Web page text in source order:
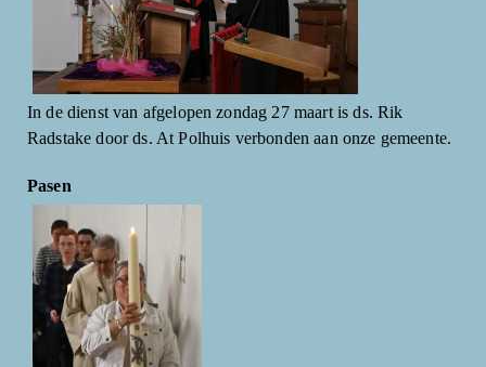
In de dienst van afgelopen zondag 27 maart is ds. Rik
Radstake door ds. At Polhuis verbonden aan onze gemeente.
Pasen